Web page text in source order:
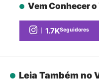
Vem Conhecer
1.7KSeguidores
Leia Também no